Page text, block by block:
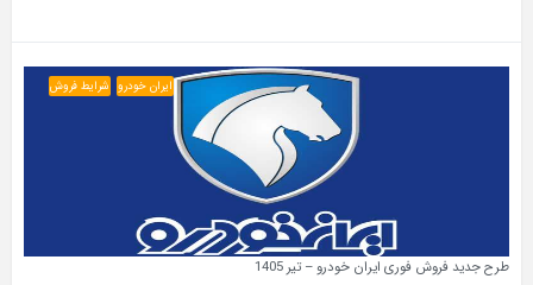
ایران خودرو شرایط فروش
طرح جدید فروش فوری ایران خودرو – تیر 1405